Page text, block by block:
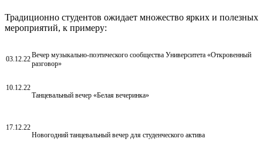
Традиционно студентов ожидает множество ярких и полезных
мероприятий, к примеру:
03.12.22Вечер музыкально-поэтического сообщества Университета «Откровенный
разговор»
10.12.22
Танцевальный вечер «Белая вечеринка»
17.12.22
Новогодний танцевальный вечер для студенческого актива